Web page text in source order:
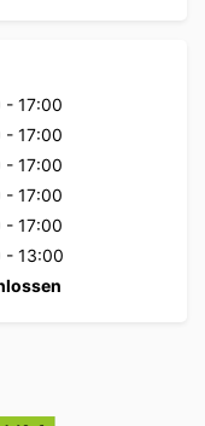
- 17:00
- 17:00
- 17:00
- 17:00
- 17:00
- 13:00